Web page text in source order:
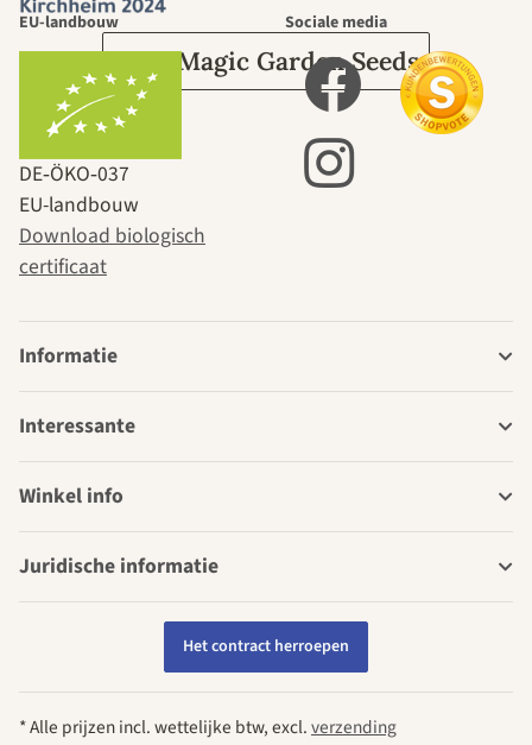
Over Magic Garden Seeds
EU-landbouw
DE‑ÖKO‑037
EU-landbouw
Download biologisch
certificaat
Sociale media
Informatie
Interessante
Winkel info
Juridische informatie
Het contract herroepen
* Alle prijzen incl. wettelijke btw, excl.verzending